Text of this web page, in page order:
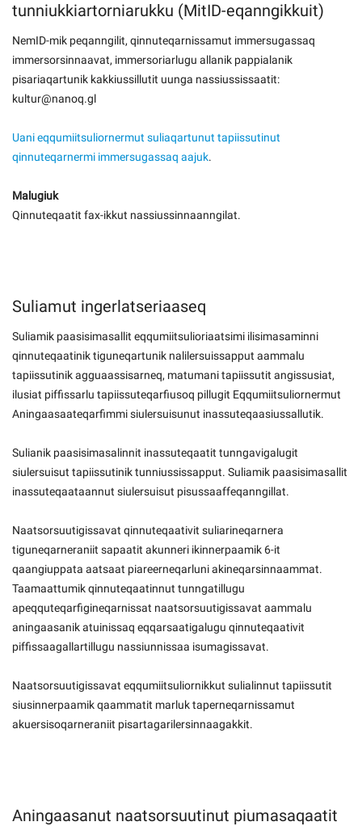
tunniukkiartorniarukku (MitID-eqanngikkuit)
NemID-mik peqanngilit, qinnuteqarnissamut immersugassaq
immersorsinnaavat, immersoriarlugu allanik pappialanik
pisariaqartunik kakkiussillutit uunga nassiussissaatit:
kultur@nanoq.gl
Uani eqqumiitsuliornermut suliaqartunut tapiissutinut
qinnuteqarnermi immersugassaq aajuk.
Malugiuk
Qinnuteqaatit fax-ikkut nassiussinnaanngilat.
Suliamut ingerlatseriaaseq
Suliamik paasisimasallit eqqumiitsulioriaatsimi ilisimasaminni
qinnuteqaatinik tiguneqartunik nalilersuissapput aammalu
tapiissutinik agguaassisarneq, matumani tapiissutit angissusiat,
ilusiat piffissarlu tapiissuteqarfiusoq pillugit Eqqumiitsuliornermut
Aningaasaateqarfimmi siulersuisunut inassuteqaasiussallutik.
Sulianik paasisimasalinnit inassuteqaatit tunngavigalugit
siulersuisut tapiissutinik tunniussissapput. Suliamik paasisimasallit
inassuteqaataannut siulersuisut pisussaaffeqanngillat.
Naatsorsuutigissavat qinnuteqaativit suliarineqarnera
tiguneqarneraniit sapaatit akunneri ikinnerpaamik 6-it
qaangiuppata aatsaat piareerneqarluni akineqarsinnaammat.
Taamaattumik qinnuteqaatinnut tunngatillugu
apeqquteqarfigineqarnissat naatsorsuutigissavat aammalu
aningaasanik atuinissaq eqqarsaatigalugu qinnuteqaativit
piffissaagallartillugu nassiunnissaa isumagissavat.
Naatsorsuutigissavat eqqumiitsuliornikkut sulialinnut tapiissutit
siusinnerpaamik qaammatit marluk taperneqarnissamut
akuersisoqarneraniit pisartagarilersinnaagakkit.
Aningaasanut naatsorsuutinut piumasaqaatit